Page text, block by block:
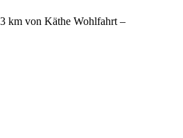
km von Käthe Wohlfahrt –